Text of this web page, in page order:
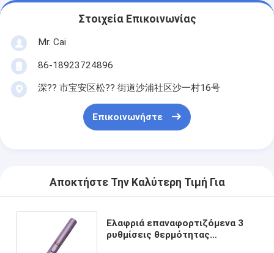
Στοιχεία Επικοινωνίας
Mr. Cai
86-18923724896
深?? 市宝安区松?? 街道沙浦社区沙一村16号
Επικοινωνήστε
Αποκτήστε Την Καλύτερη Τιμή Για
Ελαφριά επαναφορτιζόμενα 3
ρυθμίσεις θερμότητας